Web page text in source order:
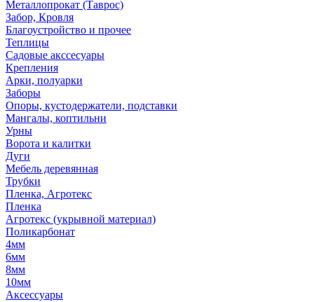
Металлопрокат (Таврос)
Забор, Кровля
Благоустройство и прочее
Теплицы
Садовые акссесуары
Крепления
Арки, полуарки
Заборы
Опоры, кустодержатели, подставки
Мангалы, коптильни
Урны
Ворота и калитки
Дуги
Мебель деревянная
Трубки
Пленка, Агротекс
Пленка
Агротекс (укрывной материал)
Поликарбонат
4мм
6мм
8мм
10мм
Аксессуары